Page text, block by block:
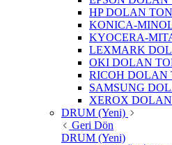
HP DOLAN
KONICA-
KYOCERA-
LEXMARK
OKI DOLAN
RICOH DOLAN
SAMSUNG
XEROX
DRUM (Yeni)
Geri Dön
DRUM (Yeni)